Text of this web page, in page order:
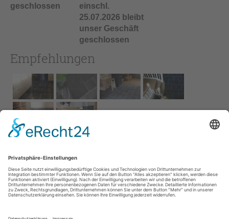
geschlossen
einschl.
25.07.2026 bleibt
unser Geschäft
geschlossen
Empfehlungen
Impressum
AGB
Service